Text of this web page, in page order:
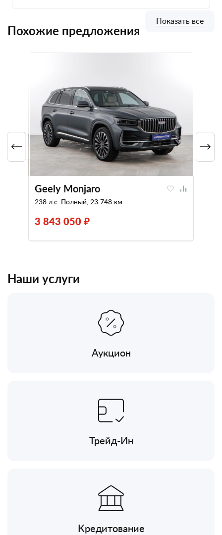
Похожие предложения
Geely Monjaro
238 л.с. Полный, 23 748 км
3 843 050 ₽
Показать все
Наши услуги
Аукцион
Трейд-Ин
Кредитование